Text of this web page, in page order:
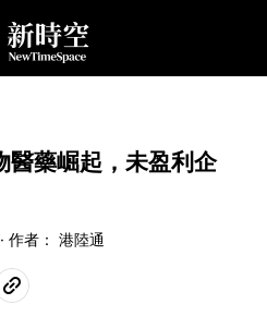
醫藥崛起，未盈利企
作者： 港陸通